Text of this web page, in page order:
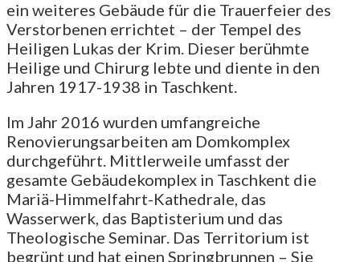
ein weiteres Gebäude für die Trauerfeier des
Verstorbenen errichtet – der Tempel des
Heiligen Lukas der Krim. Dieser berühmte
Heilige und Chirurg lebte und diente in den
Jahren 1917-1938 in Taschkent.
Im Jahr 2016 wurden umfangreiche
Renovierungsarbeiten am Domkomplex
durchgeführt. Mittlerweile umfasst der
gesamte Gebäudekomplex in Taschkent die
Mariä-Himmelfahrt-Kathedrale, das
Wasserwerk, das Baptisterium und das
Theologische Seminar. Das Territorium ist
begrünt und hat einen Springbrunnen – Sie